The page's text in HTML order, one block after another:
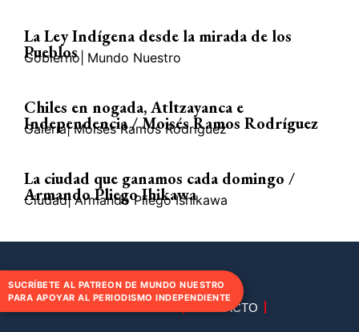
La Ley Indígena desde la mirada de los
Pueblos
Gobierno Mundo Nuestro
Chiles en nogada, Atltzayanca e
Independencia / Moisés Ramos Rodríguez
Galería| Moisés Ramos Rodríguez
La ciudad que ganamos cada domingo /
Armando Pliego Ihikawa
Ciudad| Armando Pliego Ishikawa
CONTACTO
SUCRÍBETE AL PATREON DE MUNDO NUESTRO
PARA APOYAR AL PERIODISMO INDEPENDIENTE